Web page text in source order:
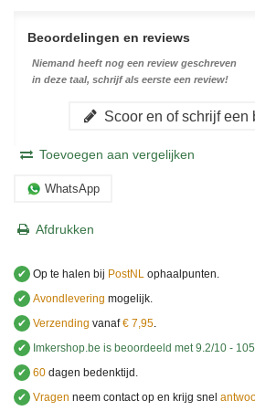
Beoordelingen en reviews
Niemand heeft nog een review geschreven
in deze taal, schrijf als eerste een review!
Scoor en of schrijf een
Toevoegen aan vergelijken
WhatsApp
Afdrukken
✔ Op te halen bij PostNL ophaalpunten.
✔ Avondlevering mogelijk.
✔ Verzending vanaf€ 7,95.
✔
Imkershop.be is beoordeeld met9.2/10 -
✔ 60 dagen bedenktijd.
✔ Vragen neem contact op en krijg snel